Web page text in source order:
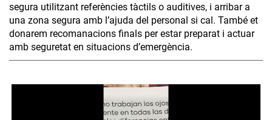
segura utilitzant referències tàctils o auditives, i arribar a
una zona segura amb l’ajuda del personal si cal. També et
donarem recomanacions finals per estar preparat i actuar
amb seguretat en situacions d’emergència.